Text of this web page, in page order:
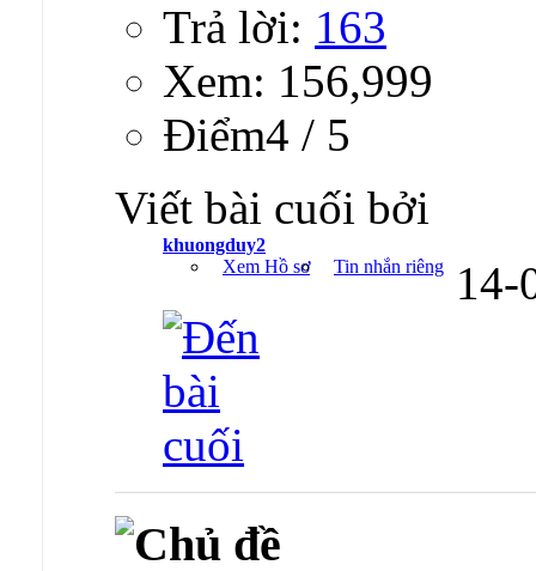
Trả lời: 163
Xem: 156,999
Ðiểm4 / 5
Viết bài cuối bởi
khuongduy2
Xem Hồ sơ
Tin nhắn riêng